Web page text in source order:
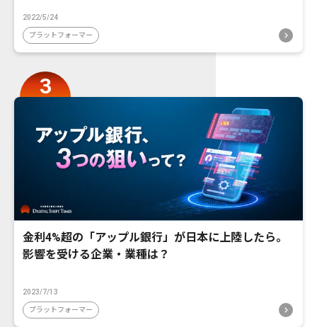
2022/5/24
プラットフォーマー
金利4%超の「アップル銀行」が日本に上陸したら。
影響を受ける企業・業種は？
2023/7/13
プラットフォーマー